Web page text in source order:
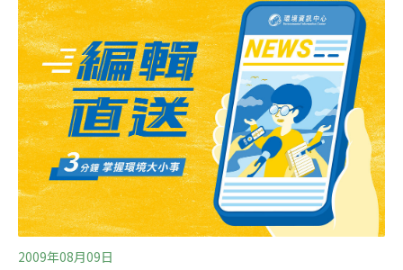
名。報導說，吉卜林巴希拉生活在洋槐樹上，能夠跳躍，
主食是洋槐樹的貝氏體（Beltian bodies），另外只會偶爾
吃螞蟻的幼蟲。其他種類的蜘蛛都以肉食為主，只會偶爾
吃少量花蜜。
2009年08月09日